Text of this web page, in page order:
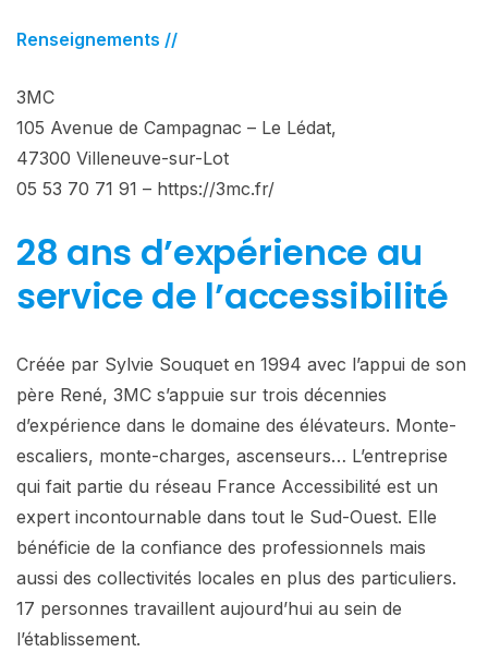
Renseignements //
3MC
105 Avenue de Campagnac – Le Lédat,
47300 Villeneuve-sur-Lot
05 53 70 71 91 – https://3mc.fr/
28 ans d’expérience au
service de l’accessibilité
Créée par Sylvie Souquet en 1994 avec l’appui de son
père René, 3MC s’appuie sur trois décennies
d’expérience dans le domaine des élévateurs. Monte-
escaliers, monte-charges, ascenseurs… L’entreprise
qui fait partie du réseau France Accessibilité est un
expert incontournable dans tout le Sud-Ouest. Elle
bénéficie de la confiance des professionnels mais
aussi des collectivités locales en plus des particuliers.
17 personnes travaillent aujourd’hui au sein de
l’établissement.